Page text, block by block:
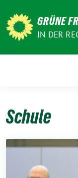
zum
Inhalt
GRÜNE
IN DER
Schule